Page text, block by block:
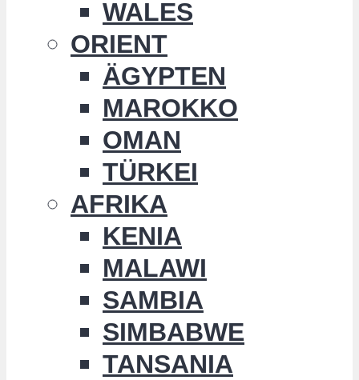
WALES
ORIENT
ÄGYPTEN
MAROKKO
OMAN
TÜRKEI
AFRIKA
KENIA
MALAWI
SAMBIA
SIMBABWE
TANSANIA